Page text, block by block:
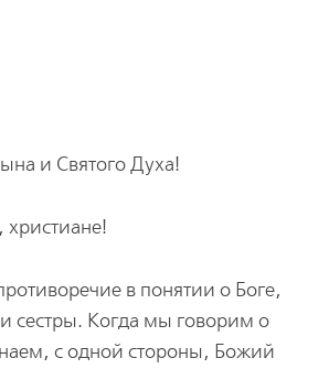
и Святого Духа!
христиане!
в понятии о Боге,
сестры. Когда мы говорим о
с одной стороны, Божий